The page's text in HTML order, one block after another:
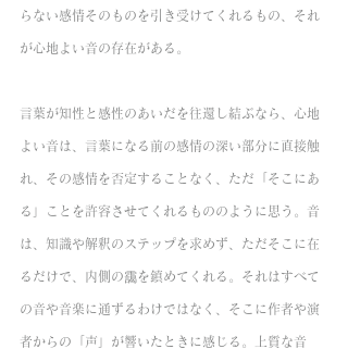
らない感情そのものを引き受けてくれるもの、それ
が心地よい音の存在がある。
言葉が知性と感性のあいだを往還し結ぶなら、心地
よい音は、言葉になる前の感情の深い部分に直接触
れ、その感情を否定することなく、ただ「そこにあ
る」ことを許容させてくれるもののように思う。音
は、知識や解釈のステップを求めず、ただそこに在
るだけで、内側の靄を鎮めてくれる。それはすべて
の音や音楽に通ずるわけではなく、そこに作者や演
者からの「声」が響いたときに感じる。上質な音